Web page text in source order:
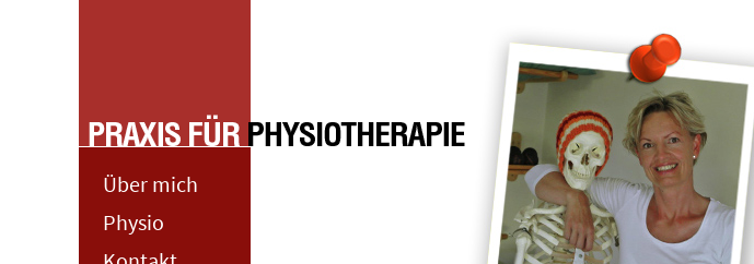
Über mich
Physio